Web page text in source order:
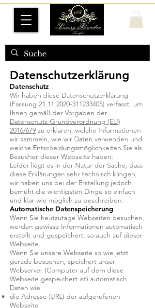
Datenschutzerklärung
Datenschutz
Wir haben diese Datenschutzerklärung
(Fassung 21.11.2020-311233405) verfasst, um
Ihnen gemäß der Vorgaben der
Datenschutz-Grundverordnung (EU)
2016/679 zu erklären, welche Informationen
wir sammeln, wie wir Daten verwenden und
welche Entscheidungsmöglichkeiten Sie als
Besucher dieser Webseite haben.
Leider liegt es in der Natur der Sache, dass
diese Erklärungen sehr technisch klingen,
wir haben uns bei der Erstellung jedoch
bemüht die wichtigsten Dinge so einfach
und klar wie möglich zu beschreiben.
Automatische Datenspeicherung
Wenn Sie heutzutage Webseiten besuchen,
werden gewisse Informationen automatisch
erstellt und gespeichert, so auch auf dieser
Webseite.
Wenn Sie unsere Webseite so wie jetzt
gerade besuchen, speichert unser
Webserver (Computer auf dem diese
Webseite gespeichert ist) automatisch
Daten wie
die Adresse (URL) der aufgerufenen
Webseite